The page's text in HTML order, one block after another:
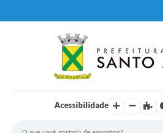
Acessibilidade